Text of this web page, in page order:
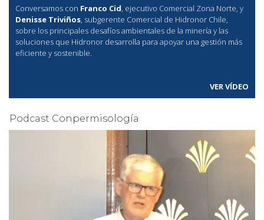
Conversamos con Franco Cid, ejecutivo Comercial Zona Norte, y
Denisse Triviños, subgerente Comercial de Hidronor Chile,
sobre los principales desafíos ambientales de la minería y las
soluciones que Hidronor desarrolla para apoyar una gestión más
eficiente y sostenible.
VER VÍDEO
Podcast Conpermisología